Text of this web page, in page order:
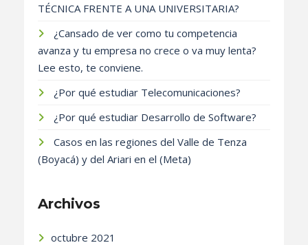
TÉCNICA FRENTE A UNA UNIVERSITARIA?
¿Cansado de ver como tu competencia
avanza y tu empresa no crece o va muy lenta?
Lee esto, te conviene.
¿Por qué estudiar Telecomunicaciones?
¿Por qué estudiar Desarrollo de Software?
Casos en las regiones del Valle de Tenza
(Boyacá) y del Ariari en el (Meta)
Archivos
octubre 2021